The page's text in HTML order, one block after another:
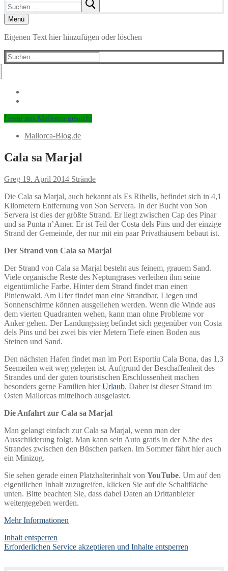
nach:
Menü
Eigenen Text hier hinzufügen oder löschen
Suchen
nach:
Leute aus Mallorca gesucht
Mallorca-Blog.de
Cala sa Marjal
Greg 19. April 2014 Strände
Die Cala sa Marjal, auch bekannt als Es Ribells, befindet sich in 4,1
Kilometern Entfernung von Son Servera. In der Bucht von Son
Servera ist dies der größte Strand. Er liegt zwischen Cap des Pinar
und sa Punta n’Amer. Er ist Teil der Costa dels Pins und der einzige
Strand der Gemeinde, der nur mit ein paar Privathäusern bebaut ist.
Der Strand von Cala sa Marjal
Der Strand von Cala sa Marjal besteht aus feinem, grauem Sand.
Viele organische Reste des Neptungrases verleihen ihm seine
eigentümliche Farbe. Hinter dem Strand findet man einen
Pinienwald. Am Ufer findet man eine Strandbar, Liegen und
Sonnenschirme können ausgeliehen werden. Wenn die Winde aus
dem vierten Quadranten wehen, kann man ohne Probleme vor
Anker gehen. Der Landungssteg befindet sich gegenüber von Costa
dels Pins und bei zwei bis vier Metern Tiefe einen Boden aus
Steinen und Sand.
Den nächsten Hafen findet man im Port Esportiu Cala Bona, das 1,3
Seemeilen weit weg gelegen ist. Aufgrund der Beschaffenheit des
Strandes und der guten touristischen Erschlossenheit machen
besonders gerne Familien hierUrlaub. Daher ist dieser Strand im
Osten Mallorcas mittelhoch ausgelastet.
Die Anfahrt zur Cala sa Marjal
Man gelangt einfach zur Cala sa Marjal, wenn man der
Ausschilderung folgt. Man kann sein Auto gratis in der Nähe des
Strandes zwischen den Büschen parken. Im Sommer fährt hier auch
ein Minizug.
Sie sehen gerade einen Platzhalterinhalt von YouTube. Um auf den
eigentlichen Inhalt zuzugreifen, klicken Sie auf die Schaltfläche
unten. Bitte beachten Sie, dass dabei Daten an Drittanbieter
weitergegeben werden.
Mehr Informationen
Inhalt entsperren
Erforderlichen Service akzeptieren und Inhalte entsperren